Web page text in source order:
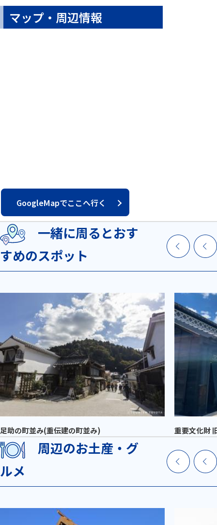
マップ・周辺情報
GoogleMapでここへ行く
一緒に周るとおす
すめのスポット
足助の町並み(重伝建の町並み) 重要文化財
周辺のお土産・グ
ルメ